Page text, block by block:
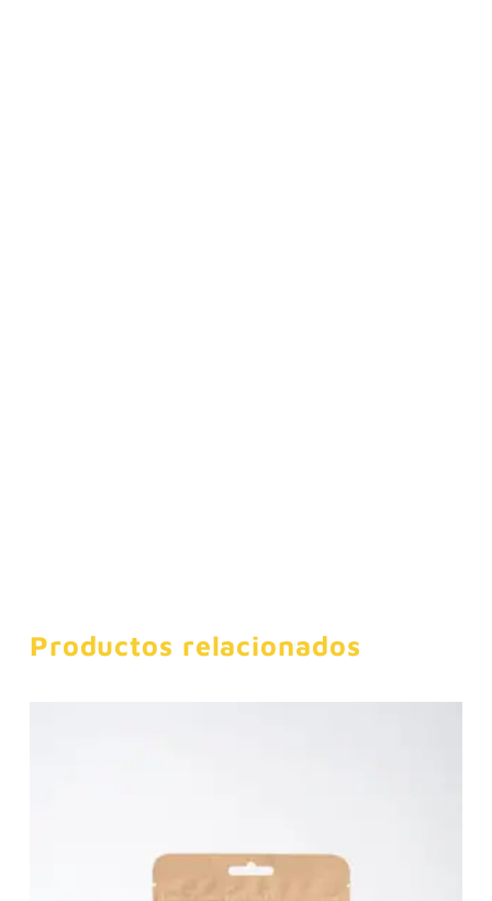
Productos relacionados